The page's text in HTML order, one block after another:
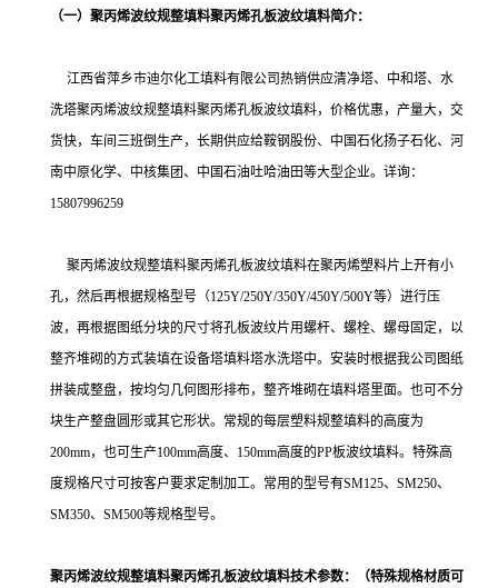
（一）聚丙烯波纹规整填料聚丙烯孔板波纹填料简介：
江西省萍乡市迪尔化工填料有限公司热销供应清净塔、中和塔、水
洗塔聚丙烯波纹规整填料聚丙烯孔板波纹填料，价格优惠，产量大，交
货快，车间三班倒生产，长期供应给鞍钢股份、中国石化扬子石化、河
南中原化学、中核集团、中国石油吐哈油田等大型企业。详询：
15807996259
聚丙烯波纹规整填料聚丙烯孔板波纹填料在聚丙烯塑料片上开有小
孔，然后再根据规格型号（125Y/250Y/350Y/450Y/500Y等）进行压
波，再根据图纸分块的尺寸将孔板波纹片用螺杆、螺栓、螺母固定， 以
整齐堆砌的方式装填在设备塔填料塔水洗塔中。安装时根据我公司图纸
拼装成整盘，按均匀几何图形排布，整齐堆砌在填料塔里面。也可不分
块生产整盘圆形或其它形状。常规的每层塑料规整填料的高度为
200mm，也可生产100mm高度、150mm高度的PP板波纹填料。特殊高
度规格尺寸可按客户要求定制加工。常用的型号有SM125、SM250、
SM350、SM500等规格型号。
聚丙烯波纹规整填料聚丙烯孔板波纹填料技术参数：
（特殊规格材质可